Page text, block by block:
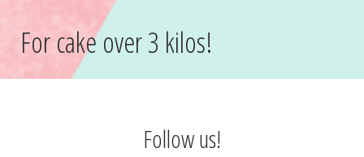
For cake over 3 kilos!
Follow us!